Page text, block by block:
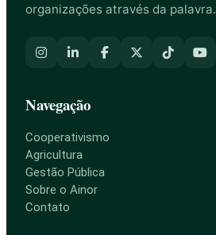
organizações através da palavra.
Navegação
Cooperativismo
Agricultura
Gestão Pública
Sobre o Ainor
Contato